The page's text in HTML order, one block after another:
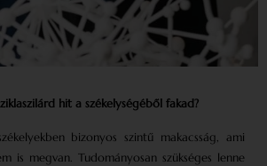
hit a székelységéből fakad?
bizonyos szintű makacsság, ami
is megvan. Tudományosan szükséges lenne